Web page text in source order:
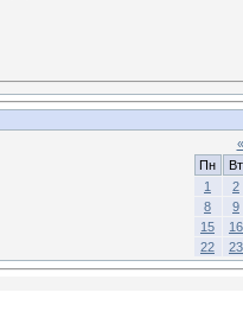
«
Пн
Вт
1
2
8
9
15
16
22
23